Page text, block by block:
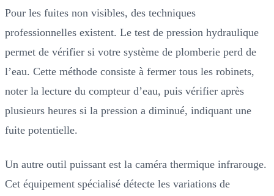
Pour les fuites non visibles, des techniques
professionnelles existent. Le test de pression hydraulique
permet de vérifier si votre système de plomberie perd de
l’eau. Cette méthode consiste à fermer tous les robinets,
noter la lecture du compteur d’eau, puis vérifier après
plusieurs heures si la pression a diminué, indiquant une
fuite potentielle.
Un autre outil puissant est la caméra thermique infrarouge.
Cet équipement spécialisé détecte les variations de